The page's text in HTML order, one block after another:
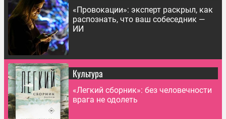
«Провокации»: эксперт раскрыл, как
распознать, что ваш собеседник —
ИИ
Культура
«Легкий сборник»: без человечности
врага не одолеть